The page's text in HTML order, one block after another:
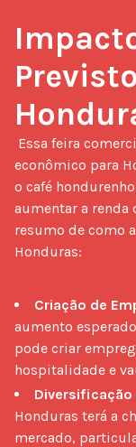
econômico para
o café
aumentar a renda
resumo de como
Honduras:
Criação de
aumento
pode criar
hospitalidade e
Diversificação
Honduras terá a
mercado,